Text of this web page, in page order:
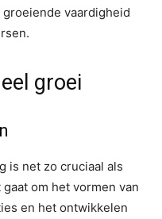
vaardigheid
groei
is net zo cruciaal als
om het vormen van
en het ontwikkelen